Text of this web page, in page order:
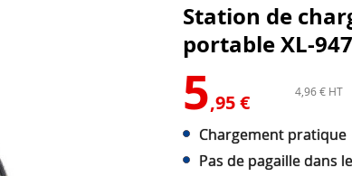
Station de
portable XL-947
5,95 € 4,96 € HT
Chargement pratique
Pas de pagaille dans